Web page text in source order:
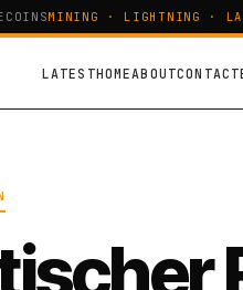
MINING · LIGHTNING ·
LATESTHOMEABOUTCONTACT